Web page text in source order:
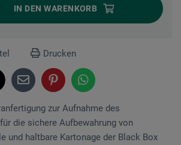
IN DEN WARENKORB
Drucken
zur Aufnahme des
die sichere Aufbewahrung von
und haltbare Kartonage der Black Box